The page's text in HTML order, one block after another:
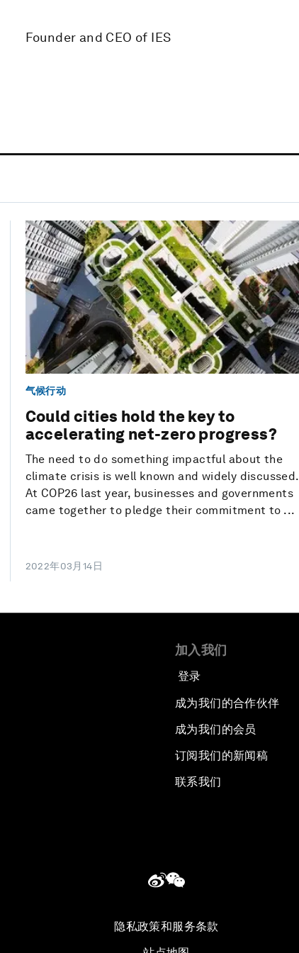
Founder and CEO of IES
气候行动
Could cities hold the key to
accelerating net-zero progress?
The need to do something impactful about the
climate crisis is well known and widely discussed.
At COP26 last year, businesses and governments
came together to pledge their commitment to ...
2022年03月14日
加入我们
登录
成为我们的合作伙伴
成为我们的会员
订阅我们的新闻稿
联系我们
隐私政策和服务条款